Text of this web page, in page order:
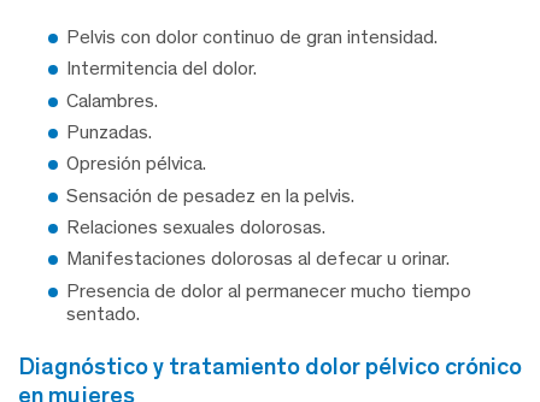
Pelvis con dolor continuo de gran intensidad.
Intermitencia del dolor.
Calambres.
Punzadas.
Opresión pélvica.
Sensación de pesadez en la pelvis.
Relaciones sexuales dolorosas.
Manifestaciones dolorosas al defecar u orinar.
Presencia de dolor al permanecer mucho tiempo
sentado.
diagnóstico y tratamiento dolor pélvico crónico
en mujeres